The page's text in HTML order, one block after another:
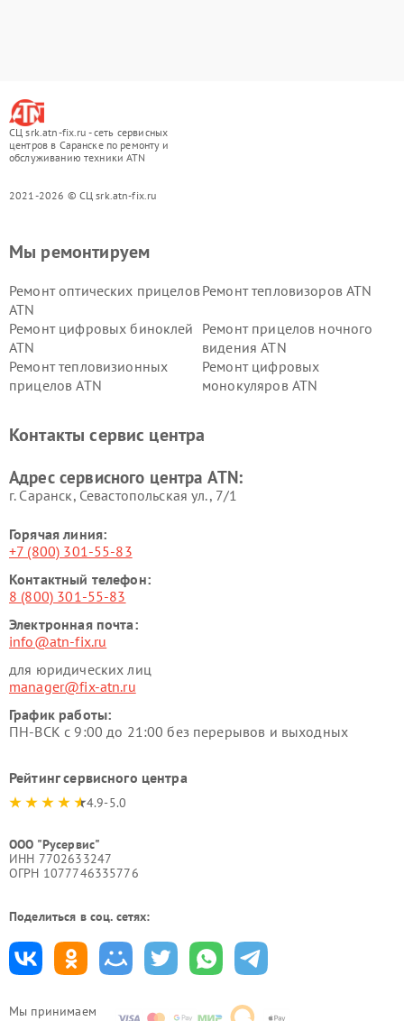
СЦ srk.atn-fix.ru - сеть сервисных
центров в Саранске по ремонту и
обслуживанию техники ATN
2021-2026 © СЦ srk.atn-fix.ru
Мы принимаем
Мы ремонтируем
Ремонт оптических прицелов
ATN
Ремонт тепловизоров ATN
Ремонт цифровых биноклей
ATN
Ремонт прицелов ночного
видения ATN
Ремонт тепловизионных
прицелов ATN
Ремонт цифровых
монокуляров ATN
Контакты сервис центра
Адрес сервисного центра ATN:
г. Саранск, Севастопольская ул., 7/1
Горячая линия:
+7 (800) 301-55-83
Контактный телефон:
8 (800) 301-55-83
Электронная почта:
info@atn-fix.ru
для юридических лиц
manager@fix-atn.ru
График работы:
ПН-ВСК с 9:00 до 21:00 без перерывов и выходных
Рейтинг сервисного центра
4.9-5.0
ООО "Русервис"
ИНН 7702633247
ОГРН 1077746335776
Поделиться в соц. сетях: